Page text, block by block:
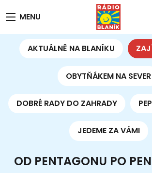
MENU
AKTUÁLNĚ NA BLANÍKU
OBYTŇÁKEM NA SEVER
DOBRÉ RADY DO ZAHRADY
JEDEME ZA VÁMI
OD PENTAGONU PO